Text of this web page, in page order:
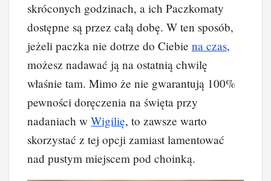
skróconych godzinach, a ich Paczkomaty
dostępne są przez całą dobę. W ten sposób,
jeżeli paczka nie dotrze do Ciebie na czas,
możesz nadawać ją na ostatnią chwilę
właśnie tam. Mimo że nie gwarantują 100%
pewności doręczenia na święta przy
nadaniach w Wigilię, to zawsze warto
skorzystać z tej opcji zamiast lamentować
nad pustym miejscem pod choinką.